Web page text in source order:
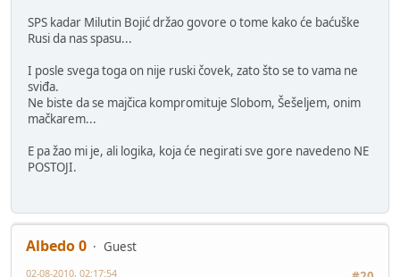
SPS kadar Milutin Bojić držao govore o tome kako će baćuške
Rusi da nas spasu...
I posle svega toga on nije ruski čovek, zato što se to vama ne
sviđa.
Ne biste da se majčica kompromituje Slobom, Šešeljem, onim
mačkarem...
E pa žao mi je, ali logika, koja će negirati sve gore navedeno NE
POSTOJI.
Albedo 0
Guest
02-08-2010, 02:17:54